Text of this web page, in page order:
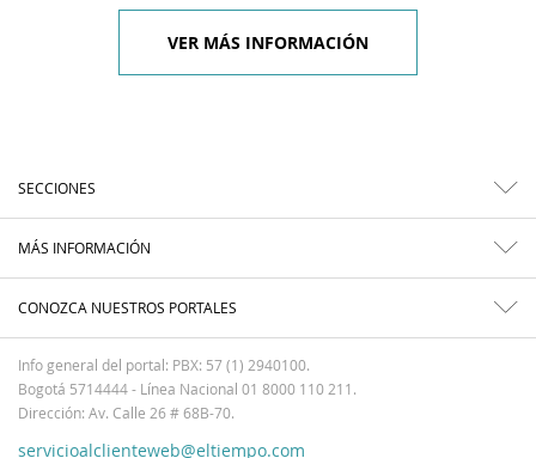
VER MÁS INFORMACIÓN
SECCIONES
MÁS INFORMACIÓN
CONOZCA NUESTROS PORTALES
Info general del portal: PBX: 57 (1) 2940100.
Bogotá 5714444 - Línea Nacional 01 8000 110 211.
Dirección: Av. Calle 26 # 68B-70.
servicioalclienteweb@eltiempo.com